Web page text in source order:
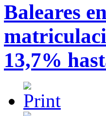
Baleares
13,7%